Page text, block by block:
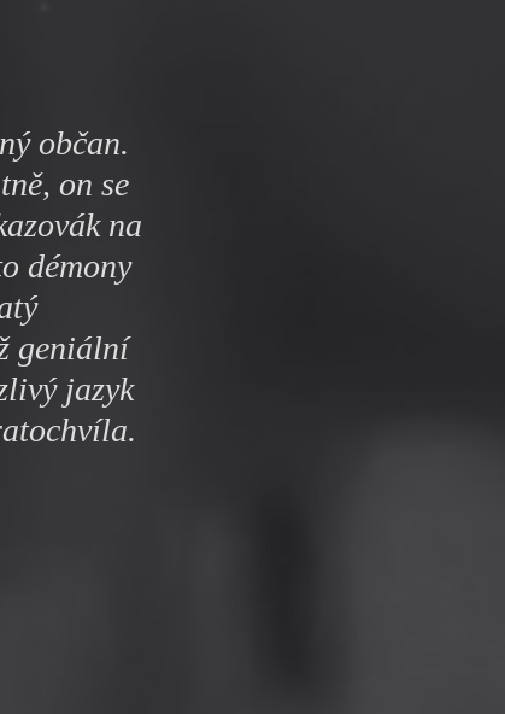
občan.
on se
na
démony
geniální
jazyk